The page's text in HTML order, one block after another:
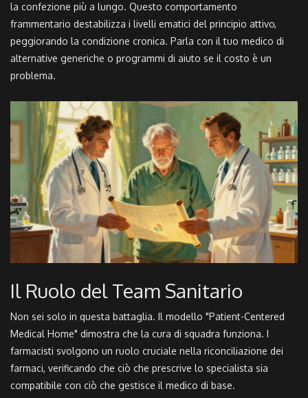
la confezione più a lungo. Questo comportamento
frammentario destabilizza i livelli ematici del principio attivo,
peggiorando la condizione cronica. Parla con il tuo medico di
alternative generiche o programmi di aiuto se il costo è un
problema.
Il Ruolo del Team Sanitario
Non sei solo in questa battaglia. Il modello "Patient-Centered
Medical Home" dimostra che la cura di squadra funziona. I
farmacisti svolgono un ruolo cruciale nella riconciliazione dei
farmaci, verificando che ciò che prescrive lo specialista sia
compatibile con ciò che gestisce il medico di base.